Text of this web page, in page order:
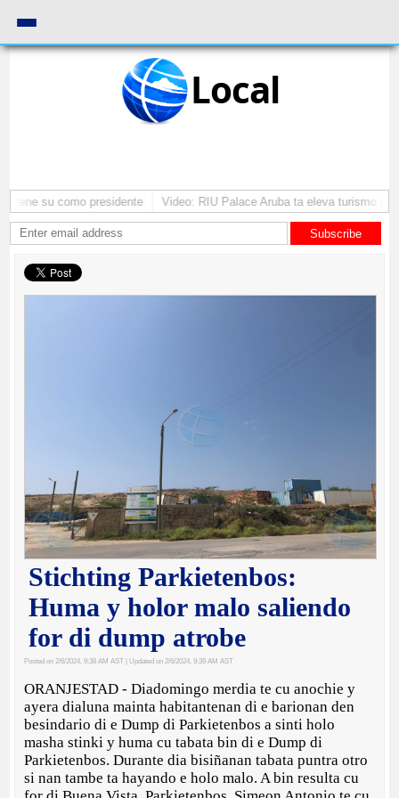
Local
su como presidente Video: RIU Palace Aruba ta eleva turismo
Subscribe
Stichting Parkietenbos:
Huma y holor malo saliendo
for di dump atrobe
Posted on 2/6/2024, 9:38 AM AST | Updated on 2/6/2024, 9:39 AM AST
ORANJESTAD - Diadomingo merdia te cu anochie y
ayera dialuna mainta habitantenan di e barionan den
besindario di e Dump di Parkietenbos a sinti holo
masha stinki y huma cu tabata bin di e Dump di
Parkietenbos. Durante dia bisiñanan tabata puntra otro
si nan tambe ta hayando e holo malo. A bin resulta cu